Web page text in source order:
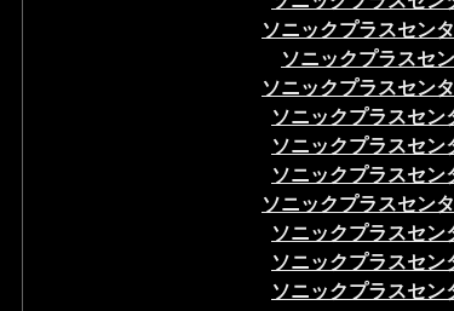
ソニックプラスセン
ソニックプラスセ
ソニックプラスセンタ
ソニックプラスセン
ソニックプラスセン
ソニックプラスセン
ソニックプラスセン
ソニックプラスセン
ソニックプラスセン
ソニックプラスセン